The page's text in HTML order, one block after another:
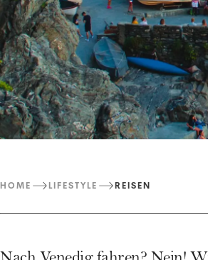
HOME LIFESTYLE REISEN